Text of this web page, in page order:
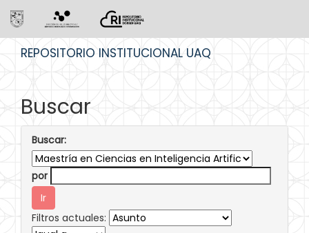
REPOSITORIO INSTITUCIONAL UAQ
Buscar
Buscar:
por
Filtros actuales: